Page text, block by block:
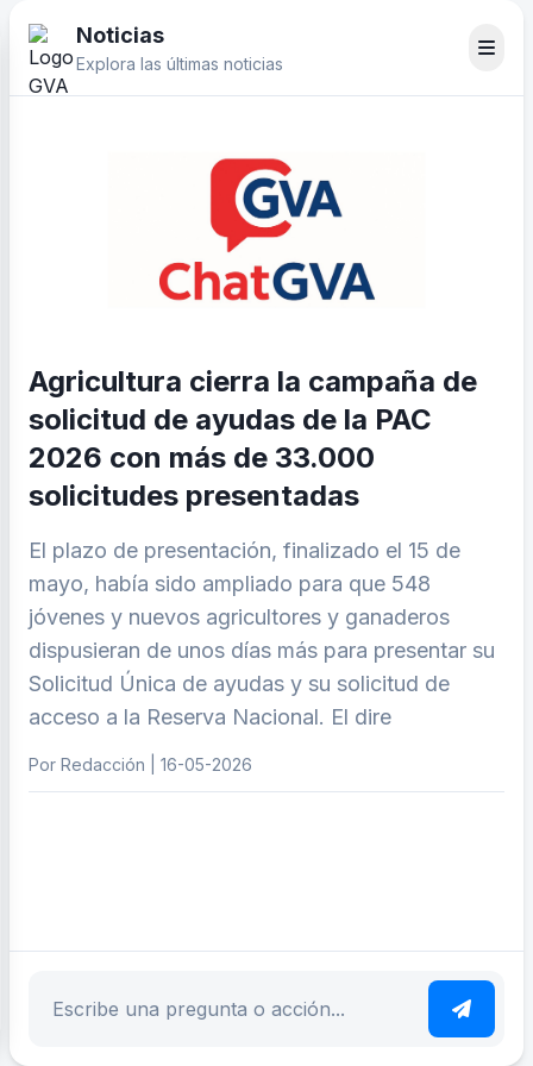
Noticias
Explora las últimas noticias
Agricultura cierra la campaña de
solicitud de ayudas de la PAC
2026 con más de 33.000
solicitudes presentadas
El plazo de presentación, finalizado el 15 de
mayo, había sido ampliado para que 548
jóvenes y nuevos agricultores y ganaderos
dispusieran de unos días más para presentar su
Solicitud Única de ayudas y su solicitud de
acceso a la Reserva Nacional. El dire
Por Redacción | 16-05-2026
Escribe tu pregunta